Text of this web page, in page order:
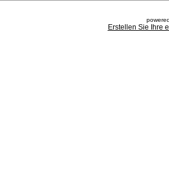
Erstellen Sie Ihre